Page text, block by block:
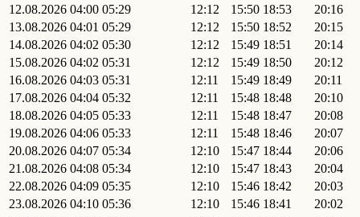
12.08.2026 04:00 05:29 12:12 15:50 18:53
20:16
13.08.2026 04:01 05:29 12:12 15:50 18:52
20:15
14.08.2026 04:02 05:30 12:12 15:49 18:51
20:14
15.08.2026 04:02 05:31 12:12 15:49 18:50
20:12
16.08.2026 04:03 05:31 12:11 15:49 18:49
20:11
17.08.2026 04:04 05:32 12:11 15:48 18:48
20:10
18.08.2026 04:05 05:33 12:11 15:48 18:47
20:08
19.08.2026 04:06 05:33 12:11 15:48 18:46
20:07
20.08.2026 04:07 05:34 12:10 15:47 18:44
20:06
21.08.2026 04:08 05:34 12:10 15:47 18:43
20:04
22.08.2026 04:09 05:35 12:10 15:46 18:42
20:03
23.08.2026 04:10 05:36 12:10 15:46 18:41
20:02